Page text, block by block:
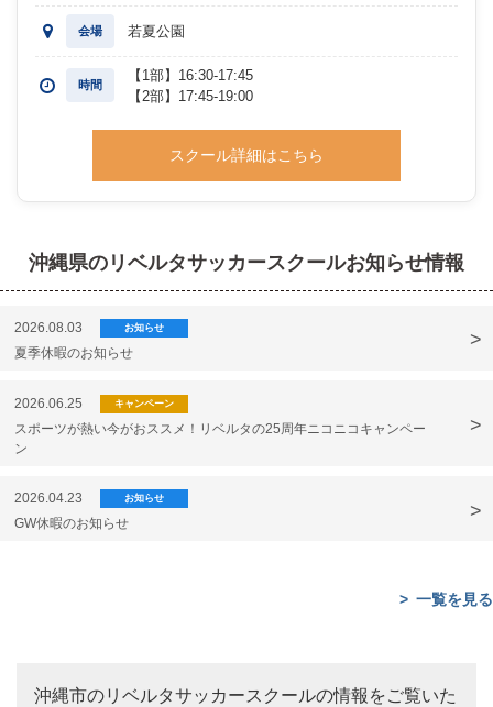
会場 若夏公園
時間
【1部】16:30-17:45
【2部】17:45-19:00
スクール詳細はこちら
沖縄県のリベルタサッカースクールお知らせ情報
2026.08.03 お知らせ
夏季休暇のお知らせ
2026.06.25 キャンペーン
スポーツが熱い今がおススメ！リベルタの25周年ニコニコキャンペー
ン
2026.04.23 お知らせ
GW休暇のお知らせ
一覧を見る
沖縄市のリベルタサッカースクールの情報をご覧いた